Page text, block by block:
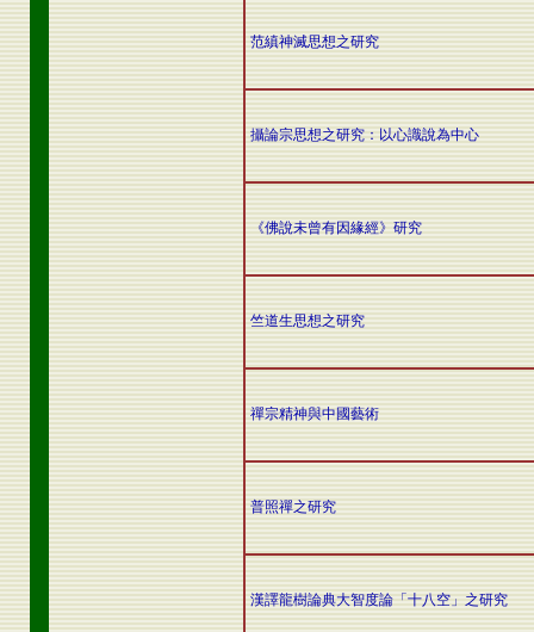
范縝神滅思想之研究
攝論宗思想之研究：以心識說為中心
《佛說未曾有因緣經》研究
竺道生思想之研究
禪宗精神與中國藝術
普照禪之研究
漢譯龍樹論典大智度論「十八空」之研究